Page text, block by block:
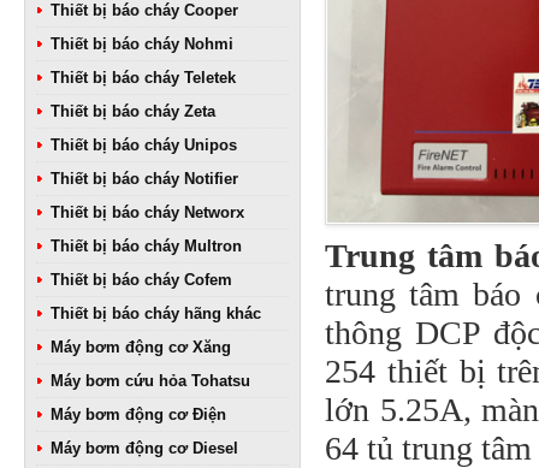
Thiết bị báo cháy Cooper
Thiết bị báo cháy Nohmi
Thiết bị báo cháy Teletek
Thiết bị báo cháy Zeta
Thiết bị báo cháy Unipos
Thiết bị báo cháy Notifier
Thiết bị báo cháy Networx
Thiết bị báo cháy Multron
Thiết bị báo cháy Cofem
Thiết bị báo cháy hãng khác
Máy bơm động cơ Xăng
Máy bơm cứu hỏa Tohatsu
Máy bơm động cơ Điện
Máy bơm động cơ Diesel
Trung tâm
trung tâm
thông DCP
254 thiết bị
lớn 5.25A,
64 tủ trung